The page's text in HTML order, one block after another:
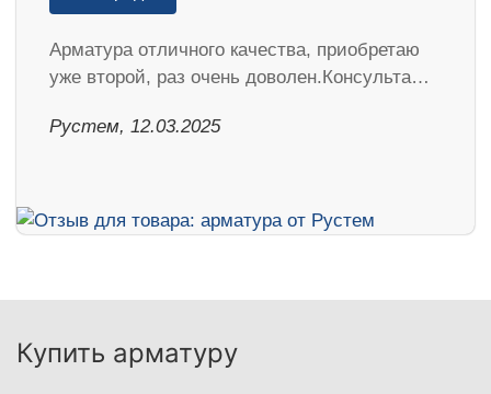
Арматура отличного качества, приобретаю
уже второй, раз очень доволен.Консульта…
Рустем, 12.03.2025
Купить арматуру